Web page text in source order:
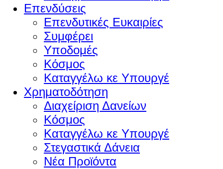
Επενδύσεις
Επενδυτικές Ευκαιρίες
Συμφέρει
Υποδομές
Κόσμος
Καταγγέλω κε Υπουργέ
Χρηματοδότηση
Διαχείριση Δανείων
Κόσμος
Καταγγέλω κε Υπουργέ
Στεγαστικά Δάνεια
Νέα Προϊόντα